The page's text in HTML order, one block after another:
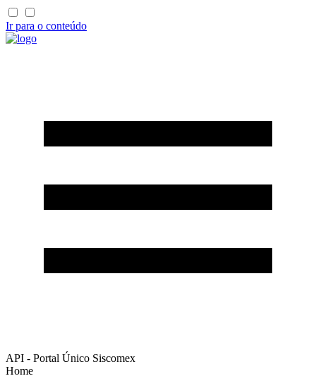
Ir para o conteúdo
API - Portal Único Siscomex
Home